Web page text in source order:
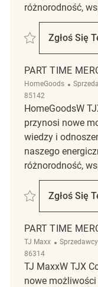
różnorodność,
Zapisać Part Time
Zgłoś Się
PART TIME
HomeGoods
85142
HomeGoodsW
przynosi nowe
wiedzy i
naszego
różnorodność,
Zapisać Part Time
Zgłoś Się
PART TIME
TJ Maxx Kategoria
Sprzedawcy
86314
TJ MaxxW TJX
nowe